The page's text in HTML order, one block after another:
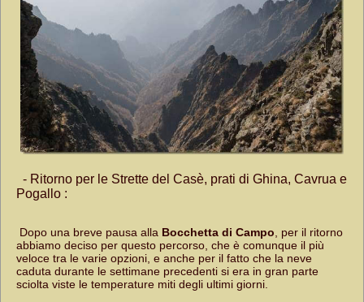
- Ritorno per le Strette del Casè, prati di Ghina, Cavrua e
Pogallo :
Dopo una breve pausa alla Bocchetta di Campo , per il ritorno
abbiamo deciso per questo percorso, che è comunque il più
veloce tra le varie opzioni, e anche per il fatto che la neve
caduta durante le settimane precedenti si era in gran parte
sciolta viste le temperature miti degli ultimi giorni.